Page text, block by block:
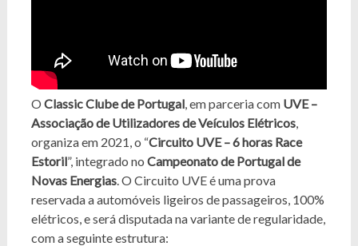
O Classic Clube de Portugal, em parceria com UVE –
Associação de Utilizadores de Veículos Elétricos,
organiza em 2021, o “Circuito UVE – 6 horas Race
Estoril”, integrado no Campeonato de Portugal de
Novas Energias. O Circuito UVE é uma prova
reservada a automóveis ligeiros de passageiros, 100%
elétricos, e será disputada na variante de regularidade,
com a seguinte estrutura: